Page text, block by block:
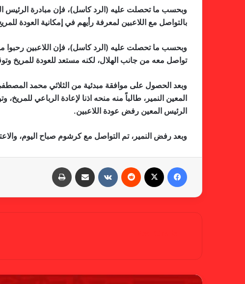
وبحسب ما تحصلت عليه (الرد كاسل)، فإن مبادرة الرئيس
بالتواصل مع اللاعبين لمعرفة رأيهم في إمكانية العودة
وبحسب ما تحصلت عليه (الرد كاسل)، فإن اللاعبين رحبوا
تواصل معه من جانب الهلال، لكنه مستعد للعودة للمريخ
وبعد الحصول على موافقة مبدئية من الثلاثي محمد
المعين النمير، طالباً منه منحه اذنا لإعادة الرباعي
الرئيس المعين رفض عودة اللاعبين.
وبعد رفض النمير، تم التواصل مع كرشوم صباح اليوم،